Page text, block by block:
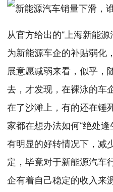
从官方给出的“上海新能
为新能源车企的补贴弱化
展意愿减弱来看，似乎，
去，才发现，在裸泳的车
在了沙滩上，有的还在锤
家都在想办法如何“绝处
有明显的好转情况下，减
定，毕竟对于新能源汽车
企有着自己稳定的收入来